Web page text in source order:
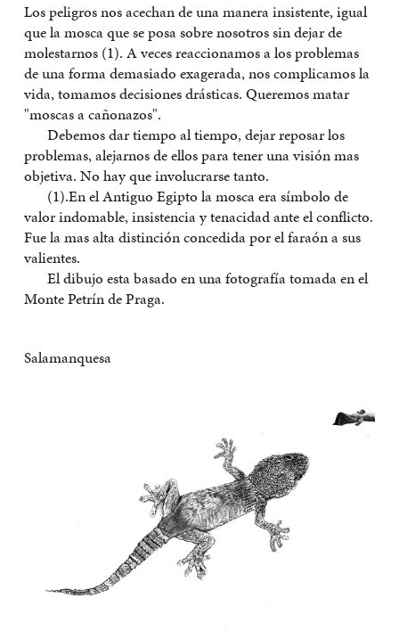
Los peligros nos acechan de una manera insistente, igual
que la mosca que se posa sobre nosotros sin dejar de
molestarnos (1). A veces reaccionamos a los problemas
de una forma demasiado exagerada, nos complicamos la
vida, tomamos decisiones drásticas. Queremos matar
"moscas a cañonazos".
Debemos dar tiempo al tiempo, dejar reposar los
problemas, alejarnos de ellos para tener una visión mas
objetiva. No hay que involucrarse tanto.
(1).En el Antiguo Egipto la mosca era símbolo de
valor indomable, insistencia y tenacidad ante el conflicto.
Fue la mas alta distinción concedida por el faraón a sus
valientes.
El dibujo esta basado en una fotografía tomada en el
Monte Petrín de Praga.
Salamanquesa